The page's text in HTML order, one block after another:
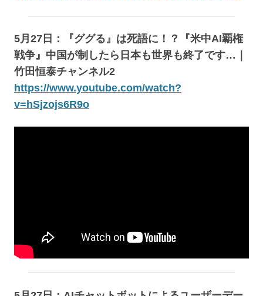
5月27日：『ググる』は死語に！？『米中AI覇権
戦争』中国が制したら日本も世界も終了です…｜
竹田恒泰チャンネル2
https://www.youtube.com/watch?
v=hSjzojs6R9o